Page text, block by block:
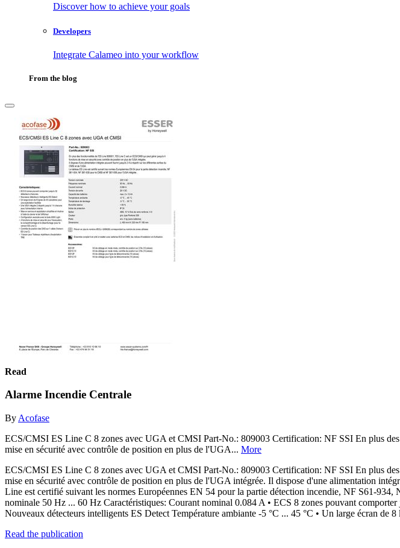
Discover how to achieve your goals
Developers
Integrate Calameo into your workflow
From the blog
Read
Alarme Incendie Centrale
By Acofase
ECS/CMSI ES Line C 8 zones avec UGA et CMSI Part-No.: 809003 Certification: NF SSI En plus
mise en sécurité avec contrôle de position en plus de l'UGA... More
ECS/CMSI ES Line C 8 zones avec UGA et CMSI Part-No.: 809003 Certification: NF SSI En plus
mise en sécurité avec contrôle de position en plus de l'UGA intégrée. Il dispose d'une alimentation
Line est certifié suivant les normes Européennes EN 54 pour la partie détection incendie, NF S61-
nominale 50 Hz ... 60 Hz Caractéristiques: Courant nominal 0.084 A • ECS 8 zones pouvant
Nouveaux détecteurs intelligents ES Detect Température ambiante -5 °C ... 45 °C • Un large écran de
Read the publication